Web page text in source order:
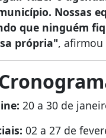
Nossas
que ninguém
própria", afirmou
20 a 30 de
02 a 27 de